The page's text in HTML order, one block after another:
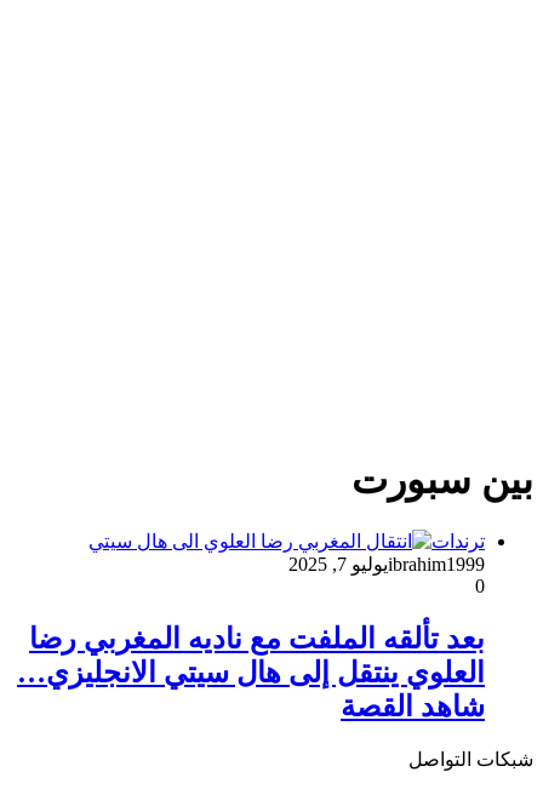
بين سبورت
ترندات
ibrahim1999يوليو 7, 2025
0
بعد تألقه الملفت مع ناديه المغربي رضا
العلوي ينتقل إلى هال سيتي الانجليزي…
شاهد القصة
شبكات التواصل